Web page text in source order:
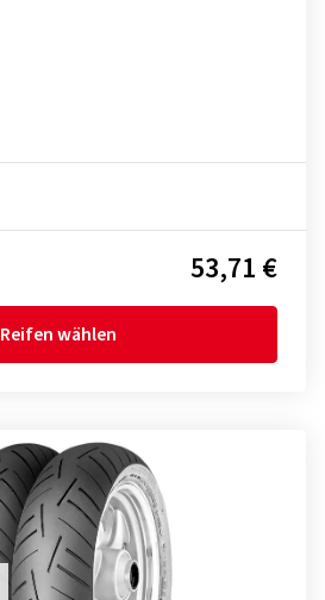
53,71 €
Reifen wählen